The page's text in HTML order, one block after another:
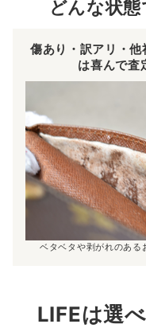
どんな状態
傷あり・訳アリ・
は喜んで査
ベタベタや剥がれのある
LIFEは選